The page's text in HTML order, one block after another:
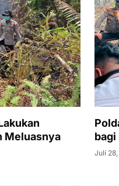
Meluasnya
bagi
Juli